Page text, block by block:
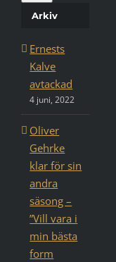
Arkiv
Ernests
Kalve
avtackad
4 juni, 2022
Oliver
Gehrke
klar för sin
andra
säsong –
”Vill vara i
min bästa
form